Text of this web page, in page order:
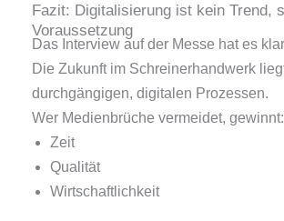
Fazit: Digitalisierung ist kein Trend,
Voraussetzung
Das Interview auf der Messe hat es
Die Zukunft im Schreinerhandwerk
durchgängigen, digitalen Prozessen.
Wer Medienbrüche vermeidet, gewinnt:
Zeit
Qualität
Wirtschaftlichkeit